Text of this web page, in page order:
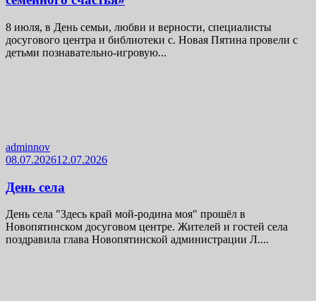
8 июля, в День семьи, любви и верности, специалисты
досугового центра и библиотеки с. Новая Пятина провели с
детьми познавательно-игровую...
adminnov
08.07.202612.07.2026
День села
День села "Здесь край мой-родина моя" прошёл в
Новопятинском досуговом центре. Жителей и гостей села
поздравила глава Новопятинской администрации Л....